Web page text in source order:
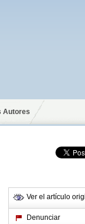
Autores
Ver el artículo
Denunciar